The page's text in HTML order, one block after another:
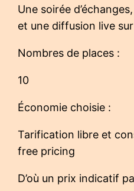
Une soirée
et une diffusion live
Nombres de places :
10
Économie choisie :
Tarification libre et
free pricing
D’où un prix indicatif